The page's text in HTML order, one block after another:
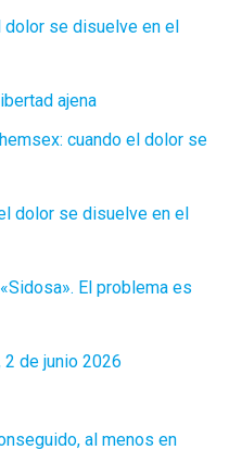
dolor se disuelve en el
ajena
cuando el dolor se
dolor se disuelve en el
El problema es
2 de junio 2026
al menos en